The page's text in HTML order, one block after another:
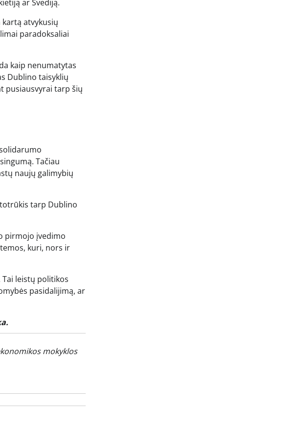
ar Švediją.
atvykusių
paradoksaliai
kaip nenumatytas
Dublino taisyklių
pusiausvyrai tarp šių
Tačiau
naujų galimybių
tarp Dublino
pirmojo įvedimo
kuri, nors ir
leistų politikos
pasidalijimą, ar
.
mokyklos